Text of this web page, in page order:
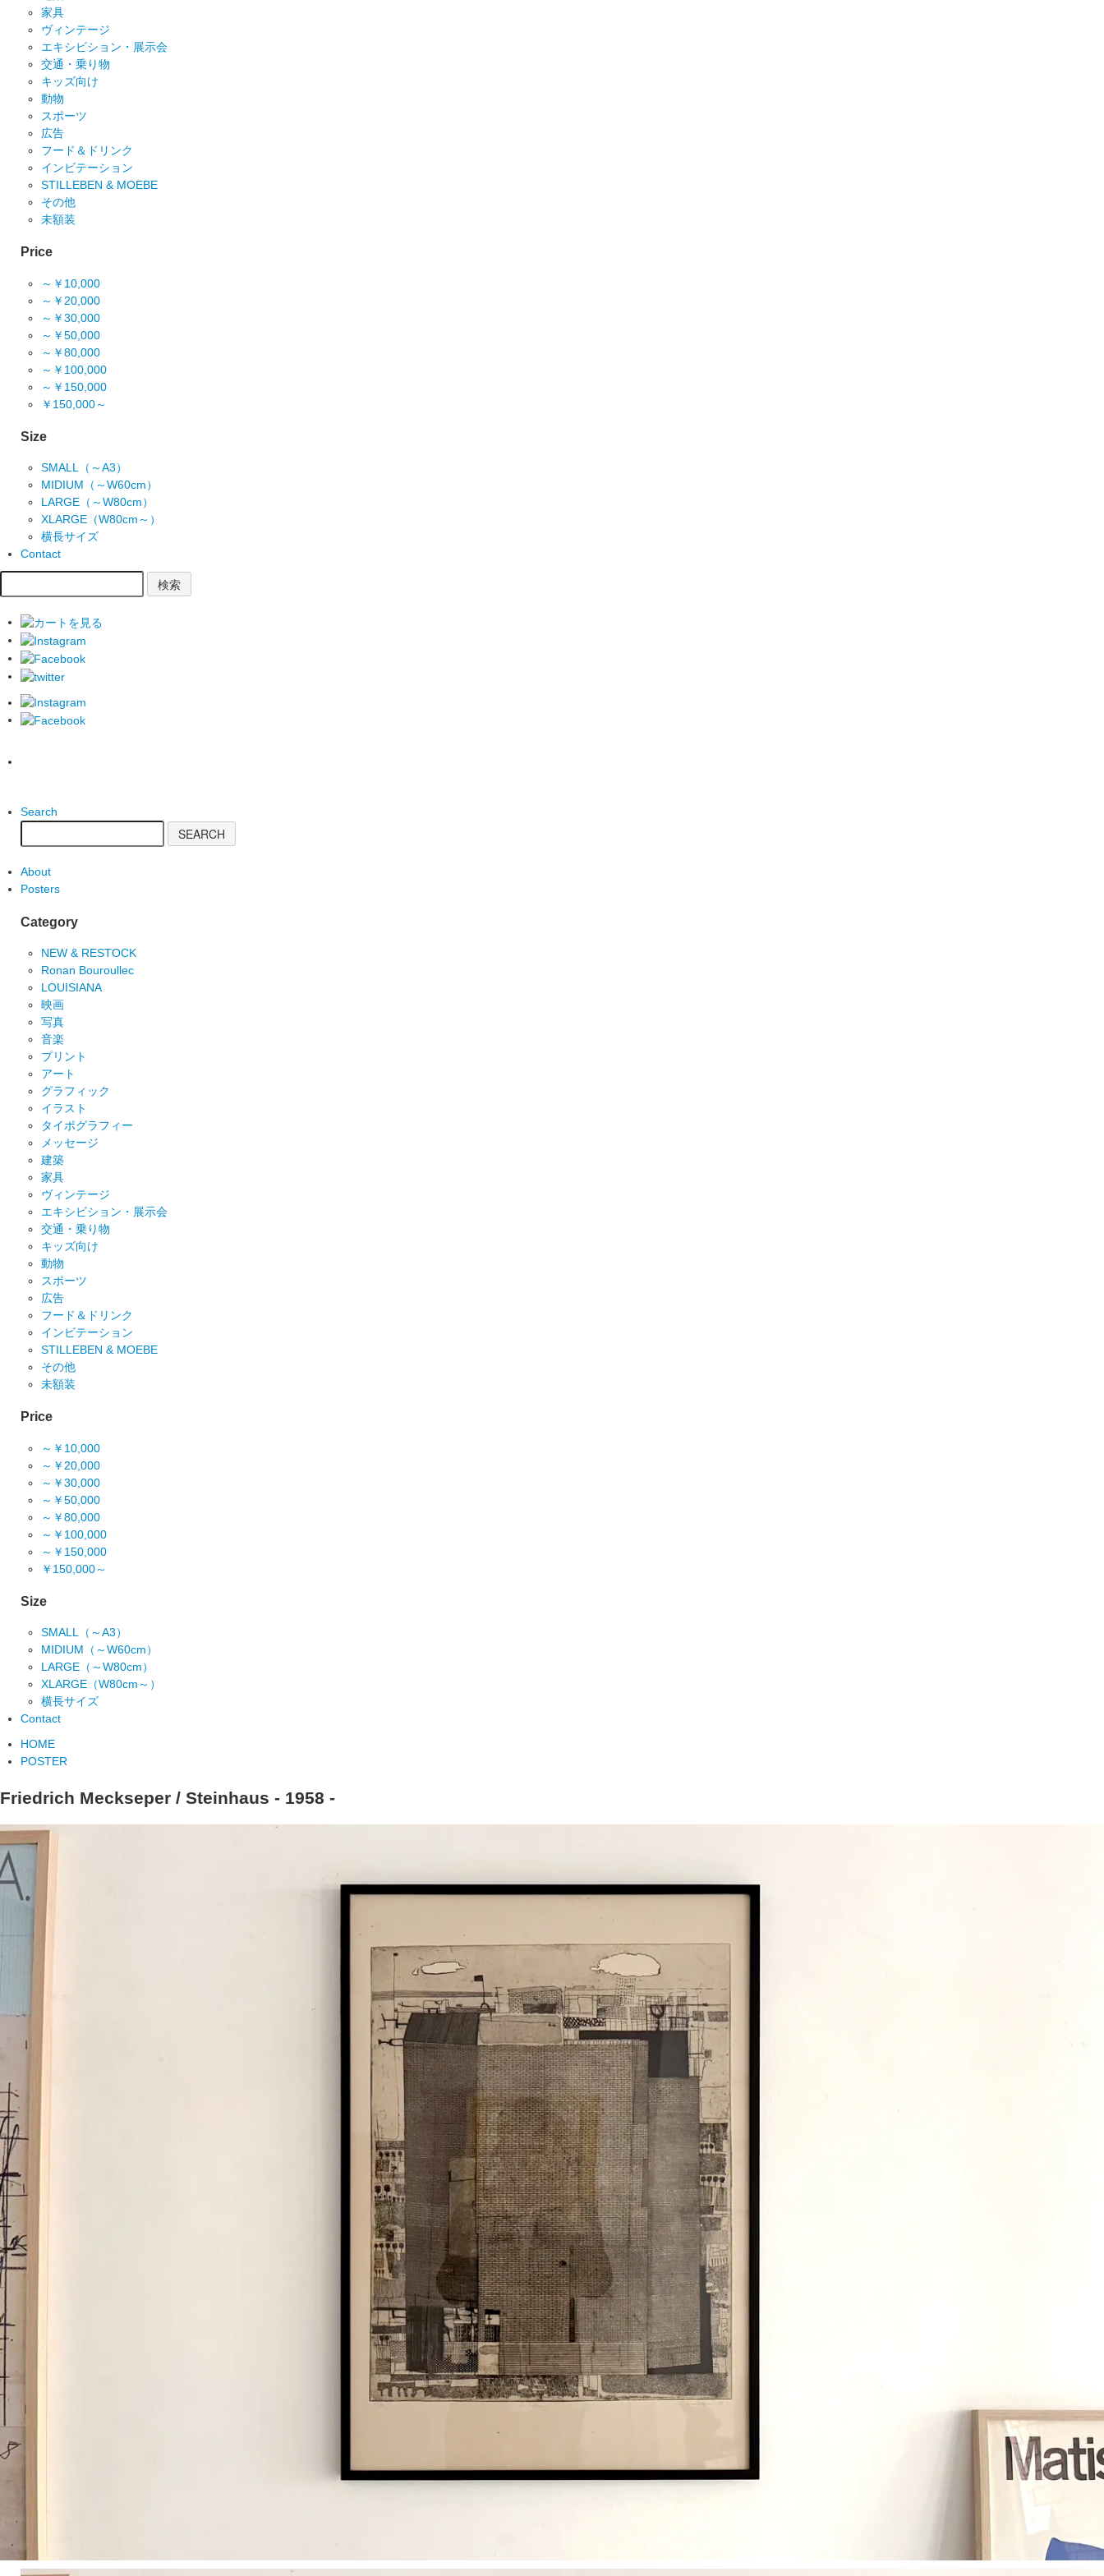
家具
ヴィンテージ
エキシビション・展示会
交通・乗り物
キッズ向け
動物
スポーツ
広告
フード＆ドリンク
インビテーション
STILLEBEN & MOEBE
その他
未額装
Price
～￥10,000
～￥20,000
～￥30,000
～￥50,000
～￥80,000
～￥100,000
～￥150,000
￥150,000～
Size
SMALL（～A3）
MIDIUM（～W60cm）
LARGE（～W80cm）
XLARGE（W80cm～）
横長サイズ
Contact
Search
About
Posters
Category
NEW & RESTOCK
Ronan Bouroullec
LOUISIANA
映画
写真
音楽
プリント
アート
グラフィック
イラスト
タイポグラフィー
メッセージ
建築
家具
ヴィンテージ
エキシビション・展示会
交通・乗り物
キッズ向け
動物
スポーツ
広告
フード＆ドリンク
インビテーション
STILLEBEN & MOEBE
その他
未額装
Price
～￥10,000
～￥20,000
～￥30,000
～￥50,000
～￥80,000
～￥100,000
～￥150,000
￥150,000～
Size
SMALL（～A3）
MIDIUM（～W60cm）
LARGE（～W80cm）
XLARGE（W80cm～）
横長サイズ
Contact
HOME
POSTER
Friedrich Meckseper / Steinhaus - 1958 -